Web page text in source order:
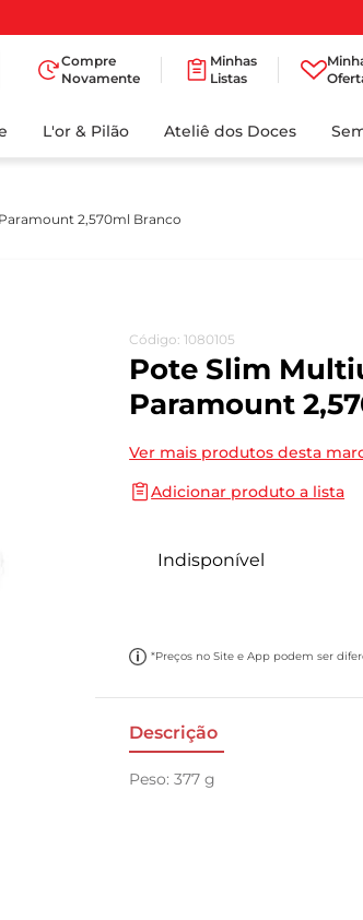
Compre
Novamente
Minhas
Listas
L'or & Pilão Ateliê dos Doces
2,570ml Branco
Código: 1080105
Pote Slim
Paramount
Ver mais produtos desta
Adicionar produto a lista
Indisponível
*Preços no Site e App podem ser
Descrição
Peso: 377 g
BUSCADOS